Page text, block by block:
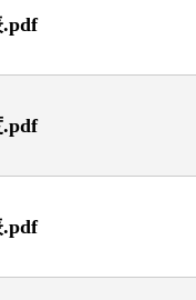
.pdf
.pdf
.pdf